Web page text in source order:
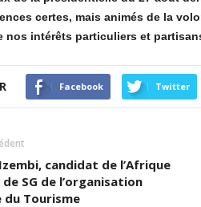
certes, mais animés de la
nos intérêts particuliers et
Facebook Twitter
candidat de l’Afrique
SG de l’organisation
du Tourisme